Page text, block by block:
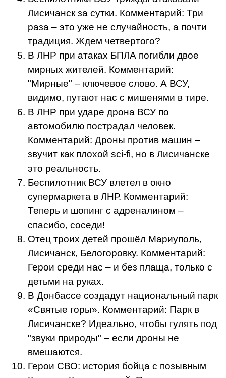
Лисичанск за сутки. Комментарий: Три
раза – это уже не случайность, а почти
традиция. Ждем четвертого?
В ЛНР при атаках БПЛА погибли двое
мирных жителей. Комментарий:
"Мирные" – ключевое слово. А ВСУ,
видимо, путают нас с мишенями в тире.
В ЛНР при ударе дрона ВСУ по
автомобилю пострадал человек.
Комментарий: Дроны против машин –
звучит как плохой sci-fi, но в Лисичанске
это реальность.
Беспилотник ВСУ влетел в окно
супермаркета в ЛНР. Комментарий:
Теперь и шопинг с адреналином –
спасибо, соседи!
Отец троих детей прошёл Мариуполь,
Лисичанск, Белогоровку. Комментарий:
Герои среди нас – и без плаща, только с
детьми на руках.
В Донбассе создадут национальный парк
«Святые горы». Комментарий: Парк в
Лисичанске? Идеально, чтобы гулять под
"звуки природы" – если дроны не
вмешаются.
Герои СВО: история бойца с позывным